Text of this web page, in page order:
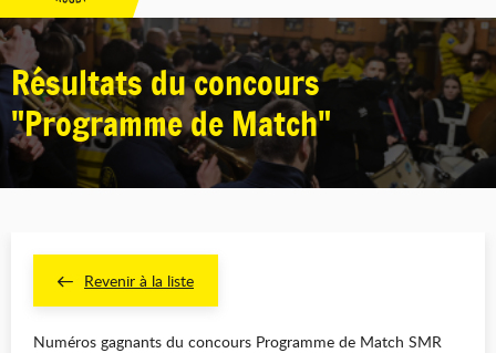
Résultats du concours
"Programme de Match"
Revenir à la liste
Numéros gagnants du concours Programme de Match SMR